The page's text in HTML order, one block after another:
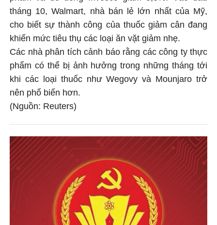
tháng 10, Walmart, nhà bán lẻ lớn nhất của Mỹ,
cho biết sự thành công của thuốc giảm cân đang
khiến mức tiêu thụ các loại ăn vặt giảm nhẹ.
Các nhà phân tích cảnh báo rằng các công ty thực
phẩm có thể bị ảnh hưởng trong những tháng tới
khi các loại thuốc như Wegovy và Mounjaro trở
nên phổ biến hơn.
(Nguồn: Reuters)